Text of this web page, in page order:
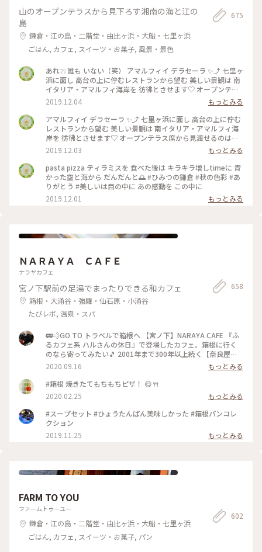
山のオープンテラスから見下ろす湘南の海と江の
島
鎌倉・江の島・二階堂・由比ヶ浜・大船・七里ヶ浜
ごはん, カフェ, スイーツ・お菓子, 風景・景色
675
あれ❔❕ 誰も いない（笑） アマルフィイ デラセーラ ✨⤴︎ 七里ヶ
浜に面し 高台の上に佇むレストランから望む 美しい景観は 南
イタリア・アマルフィ海岸を 彷彿とさせます♡ オープンテラ
ス席から見渡せるのは 180度オーシャンビューの眩いパノラマ
は いつまでも いつまでも 眺めていたくなり… 困ります（笑）
#ひみつの鎌倉 #秋のお出かけ #美味しかった #ありがとう う
っかり３時間 経っていた（笑） のんびりさん
2019.12.04
もっとみる
アマルフィイ デラセーラ ✨⤴︎ 七里ヶ浜に面し 高台の上に佇む
レストランから望む 美しい景観は 南イタリア・アマルフィ海
岸を 彷彿とさせます♡ オープンテラス席から見渡せるのは
180度オーシャンビューの眩いパノラマは いつまでも いつま
でも 眺めていたくなり… 困ります（笑） #ひみつの鎌倉 #秋の
お出かけ #美味しかった #ありがとう うっかり３時間 経ってい
た（笑）
2019.12.03
もっとみる
pasta pizza ティラミスを 食べた後は キラキラ増しtimeに 青
かった空と海から だんだんと🌅 #ひみつの鎌倉 #秋の色彩 #あ
りがとう #美しいは目の中に あの感動を この中に
2019.12.01
もっとみる
ＮＡＲＡＹＡ ＣＡＦＥ
ナラヤカフェ
宮ノ下駅前の足湯でまったりできる和カフェ
箱根・大涌谷・強羅・仙石原・小涌谷
たびレポ, 温泉・スパ
658
🚃💨GO TO トラベルで箱根へ 【宮ノ下】NARAYA CAFE 『ふ
るカフェ系 ハルさんの休日』で登場したカフェ。箱根に行く
のなら寄ってみたい🎵 2001年まで300年以上続く【奈良屋旅
館】だったそうです。 明治時代には、外人さんの宿が【富士屋
ホテル】日本人の宿は【奈良屋旅館】って言われていたとか。
旅館の従業員寮だった建物を改装して2007年にオープン‼️
【１枚目の写真】 瓢箪型の最中。自分で餡をつめて食べるん
です。だからパリパリ(^^)d 何で瓢箪があちこちにあるんだ⁉️
宮ノ下は豊臣秀吉が小田原 北条氏攻めの時に入った温泉♨️が
あるんです。 秀吉の馬印が瓢箪だったので、お店のロゴマーク
にしたそうです。 なーるほど😃💡 【２枚目の写真】 ちょっと
お見苦しいのですが、私の足ね😉 足湯の席が空いていたんで
ぬるま湯に長風呂している私にとって熱いのは苦手😅 たぶ
ときは足拭き用のタオルをビニール袋に入れて、バッグにIN‼️
最近の温泉地はどこでも足湯があるからね😉 #ナラヤカフェ #
箱根 #宮ノ下 #ふるカフェ系 #ハルさんの休日 #足湯
2020.09.16
もっとみる
#箱根 焼きたてもちもちピザ！ 😋🍴
2020.02.25
もっとみる
#スープセット #ひょうたんぱん美味しかった #箱根パンコレ
クション
2019.11.25
もっとみる
FARM TO YOU
ファームトゥーユー
鎌倉・江の島・二階堂・由比ヶ浜・大船・七里ヶ浜
ごはん, カフェ, スイーツ・お菓子, パン
602